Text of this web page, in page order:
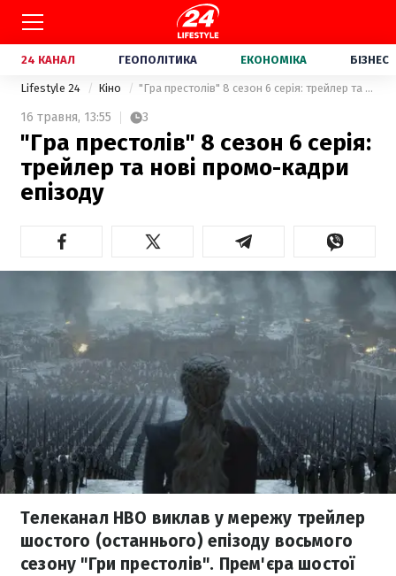
24 КАНАЛ ГЕОПОЛІТИКА ЕКОНОМІКА БІЗНЕС
Lifestyle 24 Кіно "Гра престолів" 8 сезон 6 серія: трейлер та нові промо-кадри епізоду
16 травня, 13:55 3
"Гра престолів" 8 сезон 6 серія:
трейлер та нові промо-кадри
епізоду
Телеканал HBO виклав у мережу трейлер
шостого (останнього) епізоду восьмого
сезону "Гри престолів". Прем'єра шостої